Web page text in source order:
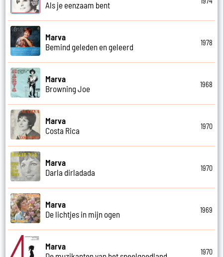
Als je eenzaam bent
Marva
Bemind geleden en geleerd
1978
Marva
Browning Joe
1968
Marva
Costa Rica
1970
Marva
Darla dirladada
1970
Marva
De lichtjes in mijn ogen
1969
Marva
1970